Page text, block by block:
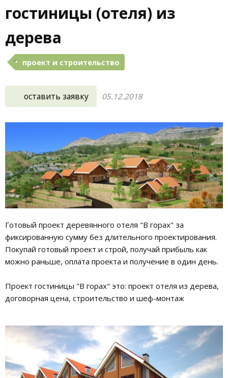
гостиницы (отеля) из
дерева
проект и строительство
оставить заявку 05.12.2018
Готовый проект деревянного отеля "В горах" за
фиксированную сумму без длительного проектирования.
Покупай готовый проект и строй, получай прибыль как
можно раньше, оплата проекта и получение в один день.
Проект гостиницы "В горах" это: проект отеля из дерева,
договорная цена, строительство и шеф-монтаж